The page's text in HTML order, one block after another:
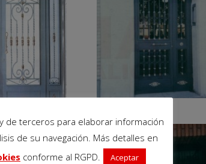
de terceros para elaborar información
de su navegación. Más detalles en
conforme al RGPD.
Aceptar